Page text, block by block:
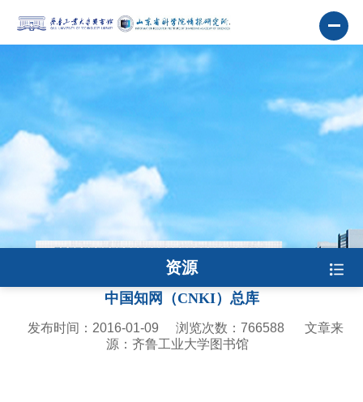
资源
中国知网（CNKI）总库
发布时间：2016-01-09 浏览次数：766588
文章来
源：齐鲁工业大学图书馆